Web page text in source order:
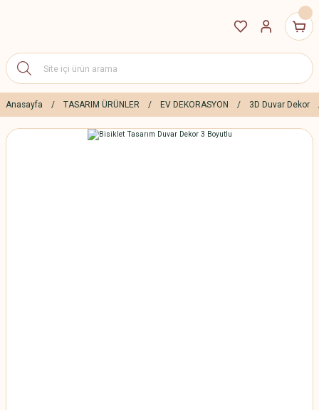
Anasayfa TASARIM ÜRÜNLER EV DEKORASYON 3D Duvar Dekor